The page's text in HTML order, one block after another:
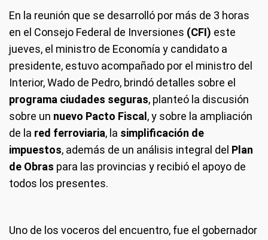
En la reunión que se desarrolló por más de 3 horas
en el Consejo Federal de Inversiones (CFI) este
jueves, el ministro de Economía y candidato a
presidente, estuvo acompañado por el ministro del
Interior, Wado de Pedro, brindó detalles sobre el
programa ciudades seguras, planteó la discusión
sobre un nuevo Pacto Fiscal , y sobre la ampliación
de la red ferroviaria, la simplificación de
impuestos, además de un análisis integral del Plan
de Obras para las provincias y recibió el apoyo de
todos los presentes.
Uno de los voceros del encuentro, fue el gobernador